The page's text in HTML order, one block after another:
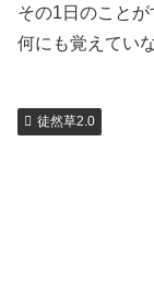
その1日のこと
何にも覚えていな
徒然草2.0